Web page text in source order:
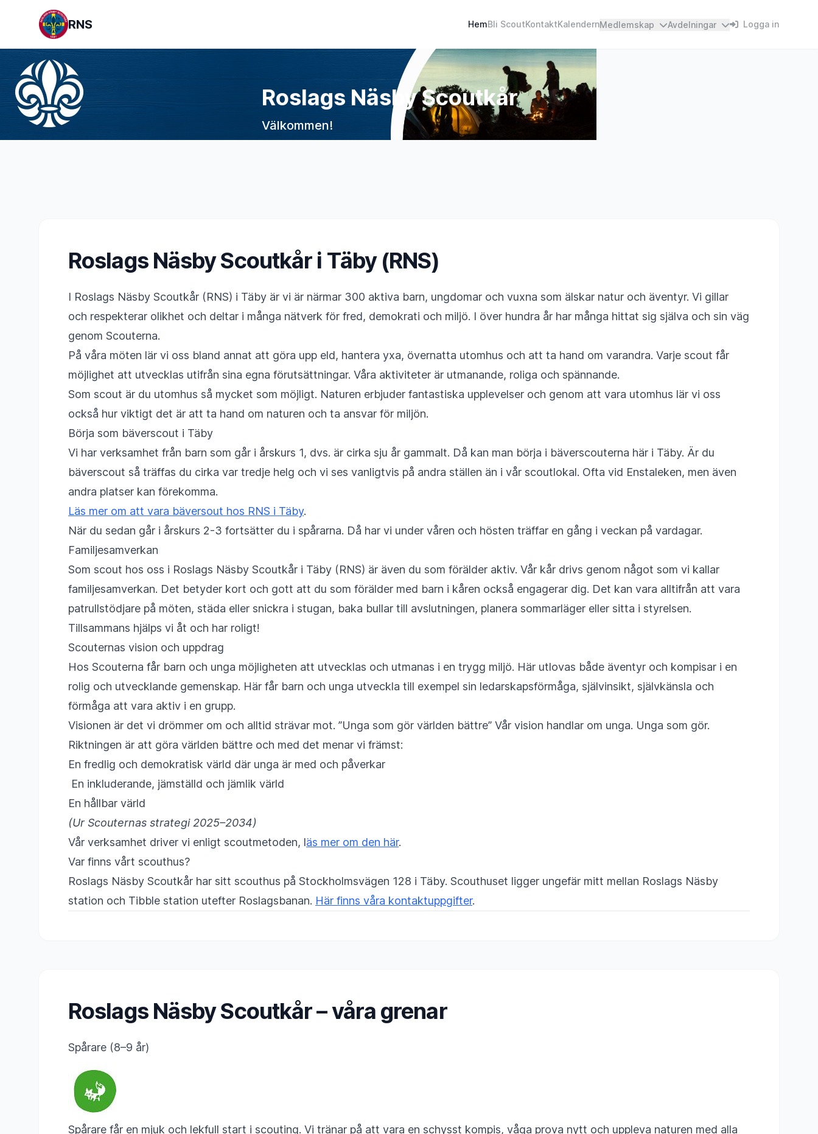
RNS HemBli ScoutKontaktKalendernMedlemskap Avdelningar Logga in
Roslags Näsby Scoutkår
Välkommen!
Roslags Näsby Scoutkår i Täby (RNS)
I Roslags Näsby Scoutkår (RNS) i Täby är vi är närmar 300 aktiva barn, ungdomar och vuxna som älskar natur och äventyr. Vi gillar
och respekterar olikhet och deltar i många nätverk för fred, demokrati och miljö. I över hundra år har många hittat sig själva och sin väg
genom Scouterna.
På våra möten lär vi oss bland annat att göra upp eld, hantera yxa, övernatta utomhus och att ta hand om varandra. Varje scout får
möjlighet att utvecklas utifrån sina egna förutsättningar. Våra aktiviteter är utmanande, roliga och spännande.
Som scout är du utomhus så mycket som möjligt. Naturen erbjuder fantastiska upplevelser och genom att vara utomhus lär vi oss
också hur viktigt det är att ta hand om naturen och ta ansvar för miljön.
Börja som bäverscout i Täby
Vi har verksamhet från barn som går i årskurs 1, dvs. är cirka sju år gammalt. Då kan man börja i bäverscouterna här i Täby. Är du
bäverscout så träffas du cirka var tredje helg och vi ses vanligtvis på andra ställen än i vår scoutlokal. Ofta vid Enstaleken, men även
andra platser kan förekomma.
Läs mer om att vara bäversout hos RNS i Täby.
När du sedan går i årskurs 2-3 fortsätter du i spårarna. Då har vi under våren och hösten träffar en gång i veckan på vardagar.
Familjesamverkan
Som scout hos oss i Roslags Näsby Scoutkår i Täby (RNS) är även du som förälder aktiv. Vår kår drivs genom något som vi kallar
familjesamverkan. Det betyder kort och gott att du som förälder med barn i kåren också engagerar dig. Det kan vara alltifrån att vara
patrullstödjare på möten, städa eller snickra i stugan, baka bullar till avslutningen, planera sommarläger eller sitta i styrelsen.
Tillsammans hjälps vi åt och har roligt!
Scouternas vision och uppdrag
Hos Scouterna får barn och unga möjligheten att utvecklas och utmanas i en trygg miljö. Här utlovas både äventyr och kompisar i en
rolig och utvecklande gemenskap. Här får barn och unga utveckla till exempel sin ledarskapsförmåga, självinsikt, självkänsla och
förmåga att vara aktiv i en grupp.
Visionen är det vi drömmer om och alltid strävar mot. ”Unga som gör världen bättre” Vår vision handlar om unga. Unga som gör.
Riktningen är att göra världen bättre och med det menar vi främst:
En fredlig och demokratisk värld där unga är med och påverkar
En inkluderande, jämställd och jämlik värld
En hållbar värld
(Ur Scouternas strategi 2025–2034)
Vår verksamhet driver vi enligt scoutmetoden, läs mer om den här.
Var finns vårt scouthus?
Roslags Näsby Scoutkår har sitt scouthus på Stockholmsvägen 128 i Täby. Scouthuset ligger ungefär mitt mellan Roslags Näsby
station och Tibble station utefter Roslagsbanan. Här finns våra kontaktuppgifter.
Roslags Näsby Scoutkår – våra grenar
Spårare (8–9 år)
Spårare får en mjuk och lekfull start i scouting. Vi tränar på att vara en schysst kompis, våga prova nytt och uppleva naturen med alla